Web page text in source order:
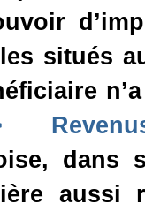
situés